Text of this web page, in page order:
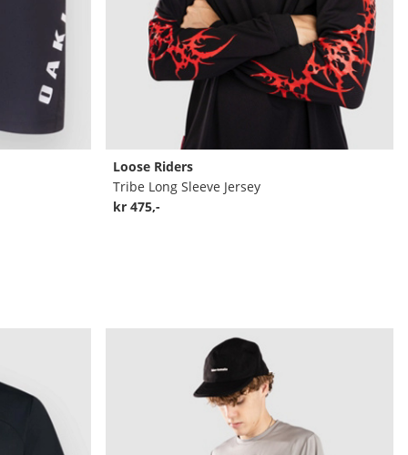
Loose Riders
Tribe Long Sleeve Jersey
kr 475,-